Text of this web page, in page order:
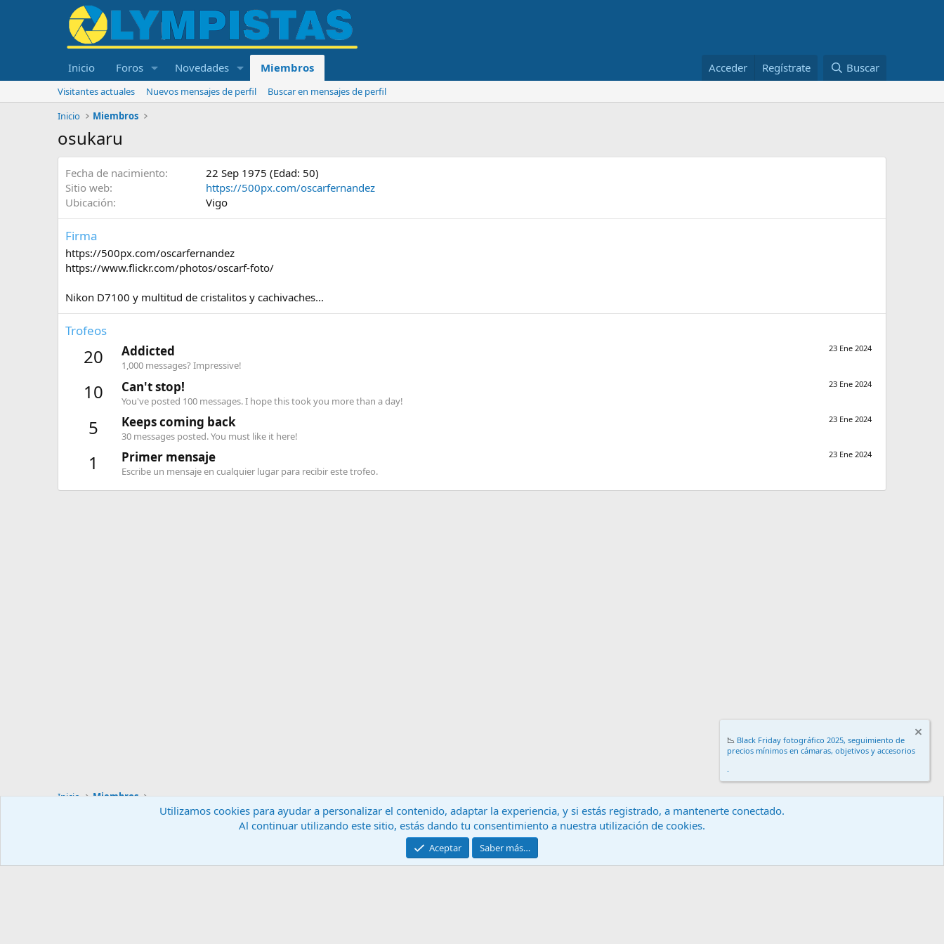
Inicio Foros Novedades Miembros Acceder Regístrate Buscar
Visitantes actuales Nuevos mensajes de perfil
Buscar en mensajes de perfil
Inicio
Miembros
osukaru
Fecha de nacimiento
22 Sep 1975 (Edad: 50)
Sitio web
https://500px.com/oscarfernandez
Ubicación
Vigo
Firma
https://500px.com/oscarfernandez
https://www.flickr.com/photos/oscarf-foto/
Nikon D7100 y multitud de cristalitos y cachivaches...
Trofeos
20 23 Ene 2024
Addicted
1,000 messages? Impressive!
10 23 Ene 2024
Can't stop!
You've posted 100 messages. I hope this took you more than a day!
5 23 Ene 2024
Keeps coming back
30 messages posted. You must like it here!
1 23 Ene 2024
Primer mensaje
Escribe un mensaje en cualquier lugar para recibir este trofeo.
Inicio Miembros
Contáctanos Términos y reglas
Community platform by XenForo® © 2010-2024 XenForo Ltd.
📉 Black Friday fotográfico 2025, seguimiento de
precios mínimos en cámaras, objetivos y accesorios
.
Utilizamos cookies para ayudar a personalizar el contenido, adaptar la experiencia, y si estás registrado, a mantenerte conectado.
Al continuar utilizando este sitio, estás dando tu consentimiento a nuestra utilización de cookies.
Aceptar Saber más…